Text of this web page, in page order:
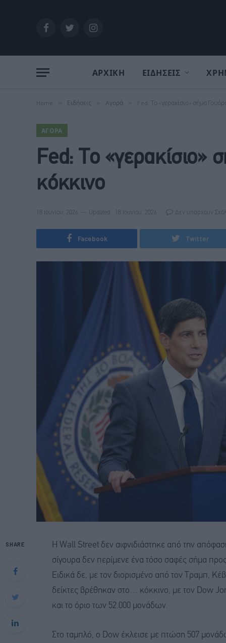
FacebookTwitterInstagram
ΑΡΧΙΚΗ ΕΙΔΗΣΕΙΣ
Home Ειδήσεις Αγορά Fed: Το «γερακίσιο» σήμα
ΑΓΟΡΆ
Fed: Το «γερακίσιο»
κόκκινο
18 Ιουνίου, 2026 Updated: 18 Ιουνίου, 2026 Δεν υπάρχουν
Facebook Twitter
SHARE
Η Wall Street δεν αιφνιδιάστηκε από την
σίγουρα δεν περίμενε ένα τόσο σαφές σήμα
Ειδικά δε, με τον διορισμένο από τον Τραμπ,
δείκτες βρέθηκαν στο… κόκκινο, με τον Dow
και το όριο των 52.000 μονάδων.
Στο ταμπλό, ο Dow έκλεισε με πτώση 507